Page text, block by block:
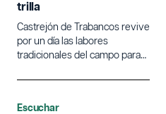
trilla
Castrejón de Trabancos revive
por un día las labores
tradicionales del campo para
Escuchar